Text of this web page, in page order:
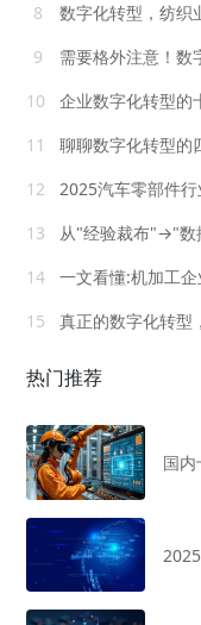
8
数字化转型，纺织
9
需要格外注意！数
10
企业数字化转型的
11
聊聊数字化转型的
12
2025汽车零部件
13
从"经验裁布"→"数据
14
一文看懂:机加工企业
15
真正的数字化转型
热门推荐
国